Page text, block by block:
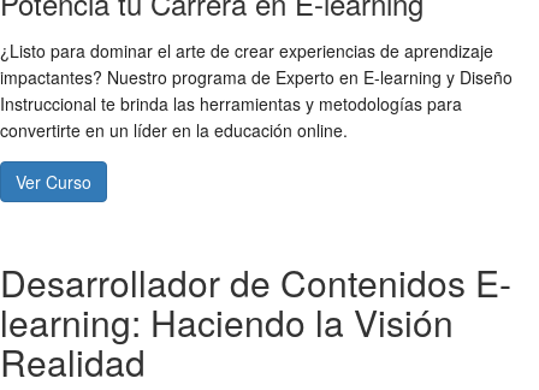
¿Listo para dominar el arte de crear experiencias de aprendizaje
impactantes? Nuestro programa de Experto en E-learning y Diseño
Instruccional te brinda las herramientas y metodologías para
convertirte en un líder en la educación online.
Ver Curso
Desarrollador de Contenidos E-
learning: Haciendo la Visión
Realidad